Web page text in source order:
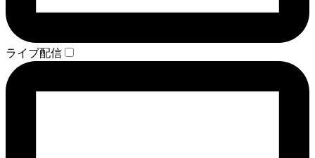
ライブ配信